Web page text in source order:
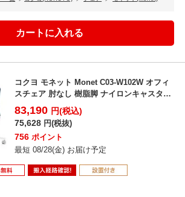
コクヨ モネット Monet C03-W102W オフィ
スチェア 肘なし 樹脂脚 ナイロンキャスタ
ー...
83,190 円(税込)
75,628 円(税抜)
756 ポイント
最短 08/28(金) お届け予定